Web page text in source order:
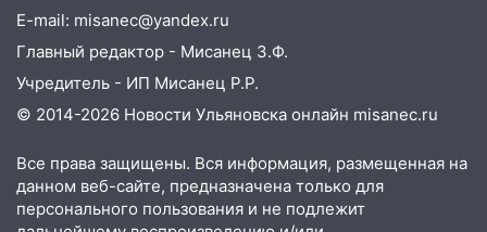
E-mail: misanec@yandex.ru
Главный редактор - Мисанец З.Ф.
Учредитель - ИП Мисанец Р.Р.
© 2014-2026 Новости Ульяновска онлайн misanec.ru
Все права защищены. Вся информация, размещенная на
данном веб-сайте, предназначена только для
персонального пользования и не подлежит